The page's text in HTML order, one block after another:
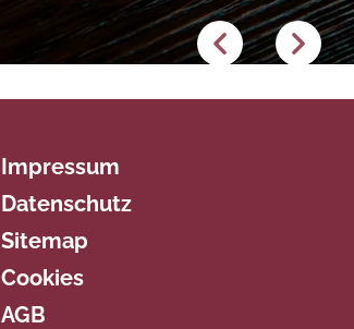
Impressum
Datenschutz
Sitemap
Cookies
AGB